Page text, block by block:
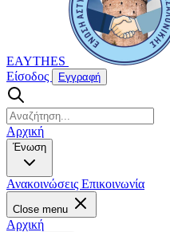
EAYTHES
Είσοδος
Εγγραφή
Αρχική
Ένωση
Ανακοινώσεις Επικοινωνία
Close menu
Αρχική